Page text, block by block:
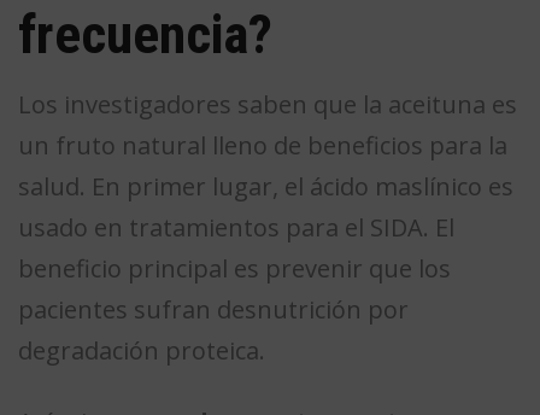
frecuencia?
Los investigadores saben que la aceituna es
un fruto natural lleno de beneficios para la
salud. En primer lugar, el ácido maslínico es
usado en tratamientos para el SIDA. El
beneficio principal es prevenir que los
pacientes sufran desnutrición por
degradación proteica.